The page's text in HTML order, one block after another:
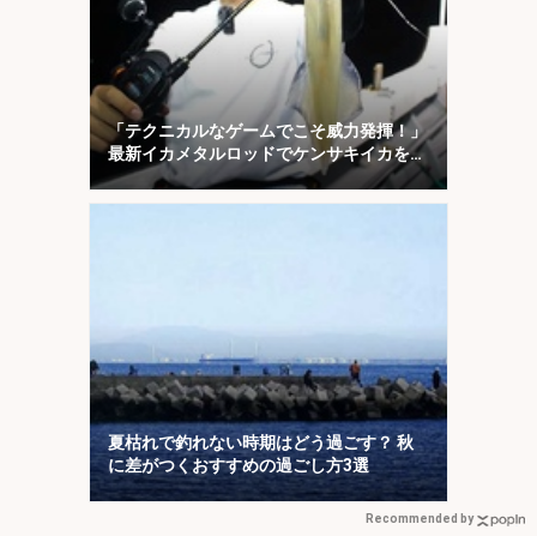
「テクニカルなゲームでこそ威力発揮！」
最新イカメタルロッドでケンサキイカを攻
略【福井】
夏枯れで釣れない時期はどう過ごす？ 秋
に差がつくおすすめの過ごし方3選
Recommended by